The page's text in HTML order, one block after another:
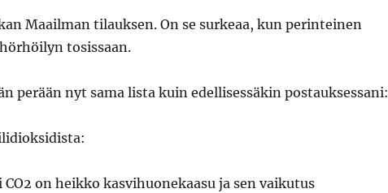
Maailman tilauksen. On se surkeaa, kun perinteinen
tosissaan.
perään nyt sama lista kuin edellisessäkin postauksessani:
on heikko kasvihuonekaasu ja sen vaikutus